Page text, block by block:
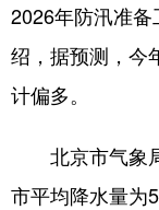
图片
会展
2026年防汛准
绍，据预测，今
计偏多。
北京市气象局
市平均降水量为